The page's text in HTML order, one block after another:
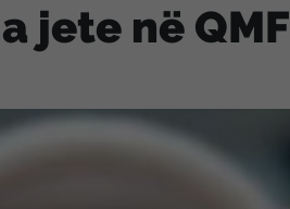
jete në QMF